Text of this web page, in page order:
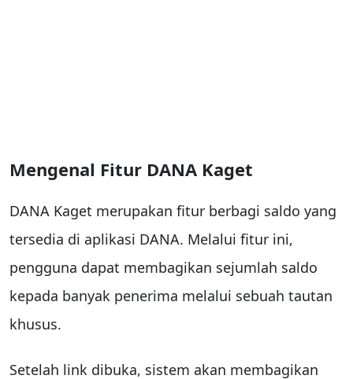
Mengenal Fitur DANA Kaget
DANA Kaget merupakan fitur berbagi saldo yang
tersedia di aplikasi DANA. Melalui fitur ini,
pengguna dapat membagikan sejumlah saldo
kepada banyak penerima melalui sebuah tautan
khusus.
Setelah link dibuka, sistem akan membagikan